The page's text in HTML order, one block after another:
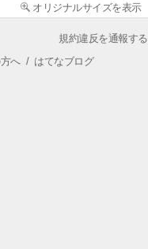
オリジナルサイズを表示
規約違反を通報する
へ/ はてなブログ